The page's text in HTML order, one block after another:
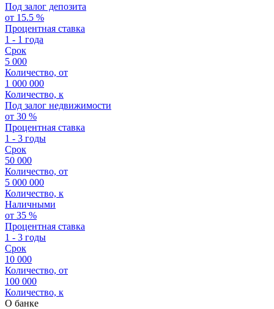
Под залог депозита
от 15.5 %
Процентная ставка
1 - 1 года
Срок
5 000
Количество, от
1 000 000
Количество, к
Под залог недвижимости
от 30 %
Процентная ставка
1 - 3 годы
Срок
50 000
Количество, от
5 000 000
Количество, к
Наличными
от 35 %
Процентная ставка
1 - 3 годы
Срок
10 000
Количество, от
100 000
Количество, к
О банке